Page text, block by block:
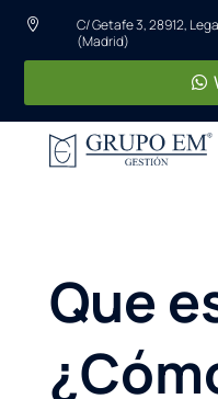

C/ Getafe 3, 28912,
(Madrid)
Que